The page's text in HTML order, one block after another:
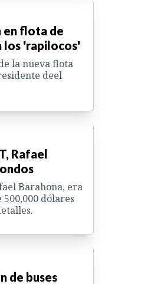
en flota de
los 'rapilocos'
la nueva flota
deel
Rafael
Barahona, era
dólares
de buses